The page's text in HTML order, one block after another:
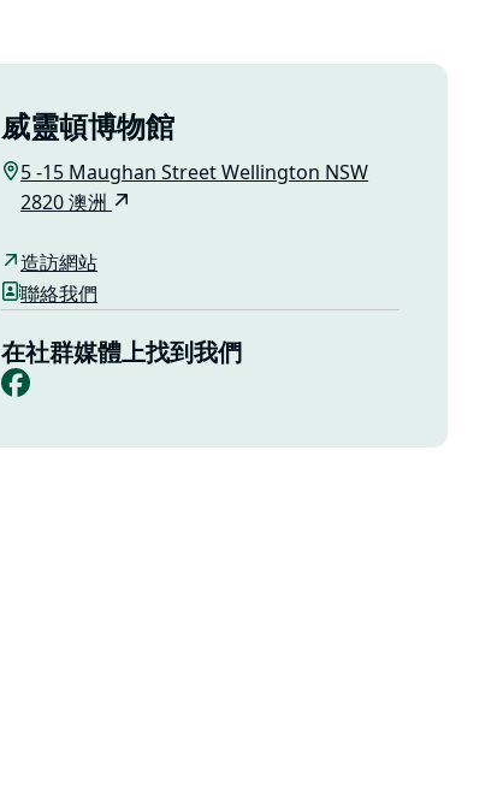
威靈頓博物館
5 -15 Maughan Street Wellington NSW
2820 澳洲
造訪網站
聯絡我們
在社群媒體上找到我們
Facebook